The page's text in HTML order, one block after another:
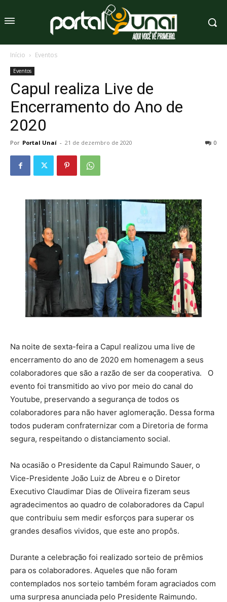
Início Eventos
Eventos
Capul realiza Live de
Encerramento do Ano de
2020
Por Portal Unaí - 21 de dezembro de 2020 0
Na noite de sexta-feira a Capul realizou uma live de
encerramento do ano de 2020 em homenagem a seus
colaboradores que são a razão de ser da cooperativa. O
evento foi transmitido ao vivo por meio do canal do
Youtube, preservando a segurança de todos os
colaboradores para não haver aglomeração. Dessa forma
todos puderam confraternizar com a Diretoria de forma
segura, respeitando o distanciamento social.
Na ocasião o Presidente da Capul Raimundo Sauer, o
Vice-Presidente João Luiz de Abreu e o Diretor
Executivo Claudimar Dias de Oliveira fizeram seus
agradecimentos ao quadro de colaboradores da Capul
que contribuiu sem medir esforços para superar os
grandes desafios vividos, que este ano propôs.
Durante a celebração foi realizado sorteio de prêmios
para os colaboradores. Aqueles que não foram
contemplados nos sorteio também foram agraciados com
uma surpresa anunciada pelo Presidente Raimundo.